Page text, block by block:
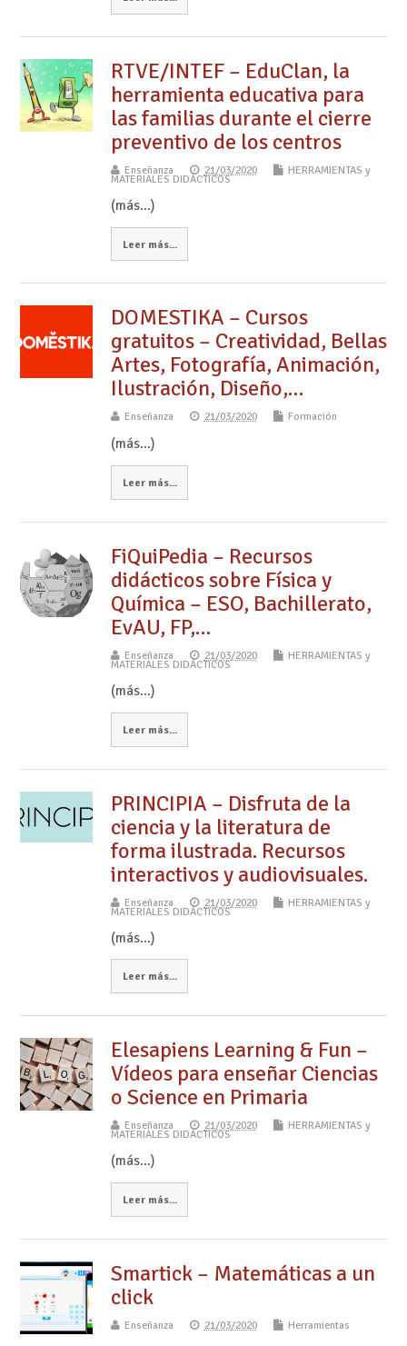
RTVE/INTEF – EduClan, la
herramienta educativa para
las familias durante el cierre
preventivo de los centros
Enseñanza 21/03/2020 HERRAMIENTAS y
MATERIALES DIDÁCTICOS
(más…)
Leer más...
DOMESTIKA – Cursos
gratuitos – Creatividad, Bellas
Artes, Fotografía, Animación,
Ilustración, Diseño,…
Enseñanza 21/03/2020 Formación
(más…)
Leer más...
FiQuiPedia – Recursos
didácticos sobre Física y
Química – ESO, Bachillerato,
EvAU, FP,…
Enseñanza 21/03/2020 HERRAMIENTAS y
MATERIALES DIDÁCTICOS
(más…)
Leer más...
PRINCIPIA – Disfruta de la
ciencia y la literatura de
forma ilustrada. Recursos
interactivos y audiovisuales.
Enseñanza 21/03/2020 HERRAMIENTAS y
MATERIALES DIDÁCTICOS
(más…)
Leer más...
Elesapiens Learning & Fun –
Vídeos para enseñar Ciencias
o Science en Primaria
Enseñanza 21/03/2020 HERRAMIENTAS y
MATERIALES DIDÁCTICOS
(más…)
Leer más...
Smartick – Matemáticas a un
click
Enseñanza 21/03/2020 Herramientas